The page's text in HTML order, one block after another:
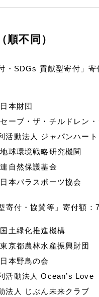
順不同）
・SDGs 貢献型寄付」
本財団
ーブ・ザ・チルドレン・
活動法⼈ ジャパンハート
球環境戦略研究機関
⾃然保護基⾦
本パラスポーツ協会
寄付・協賛等」寄付額：
土緑化推進機構
京都農林水産振興財団
本野鳥の会
活動法人 Ocean’s Love
法人 じぶん未来クラブ